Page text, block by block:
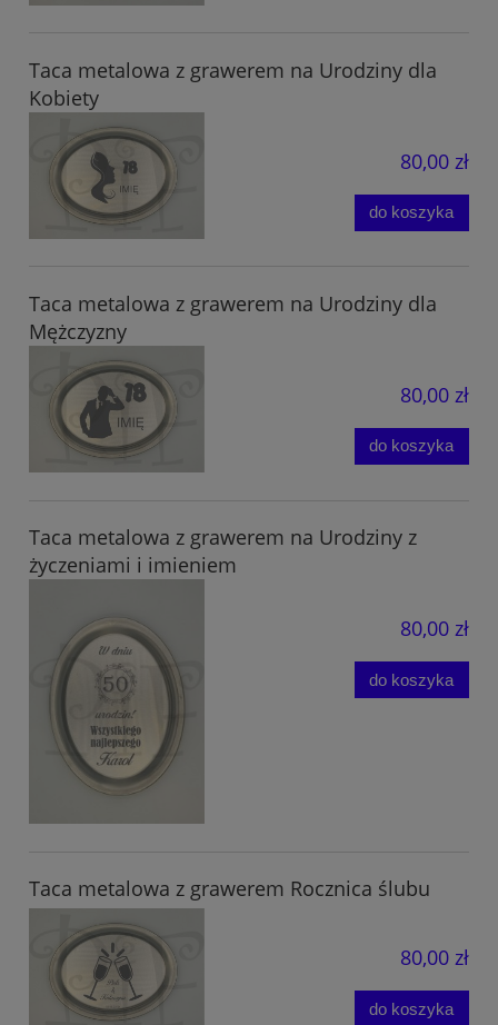
Taca metalowa z grawerem na Urodziny dla
Kobiety
80,00 zł
do koszyka
Taca metalowa z grawerem na Urodziny dla
Mężczyzny
80,00 zł
do koszyka
Taca metalowa z grawerem na Urodziny z
życzeniami i imieniem
80,00 zł
do koszyka
Taca metalowa z grawerem Rocznica ślubu
80,00 zł
do koszyka